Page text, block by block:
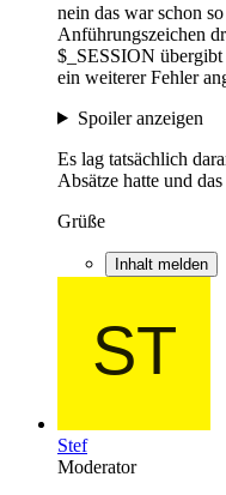
nein das war schon
Anführungszeichen
$_SESSION
ein weiterer Fehler
Spoiler anzeigen
Es lag tatsächlich
Absätze hatte und
Grüße
Inhalt melden
Stef
Moderator